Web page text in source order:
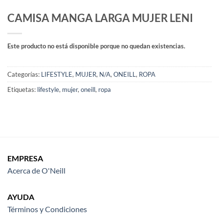
CAMISA MANGA LARGA MUJER LENI
Este producto no está disponible porque no quedan existencias.
Categorías: LIFESTYLE, MUJER, N/A, ONEILL , ROPA
Etiquetas: lifestyle, mujer, oneill, ropa
EMPRESA
Acerca de O'Neill
AYUDA
Términos y Condiciones